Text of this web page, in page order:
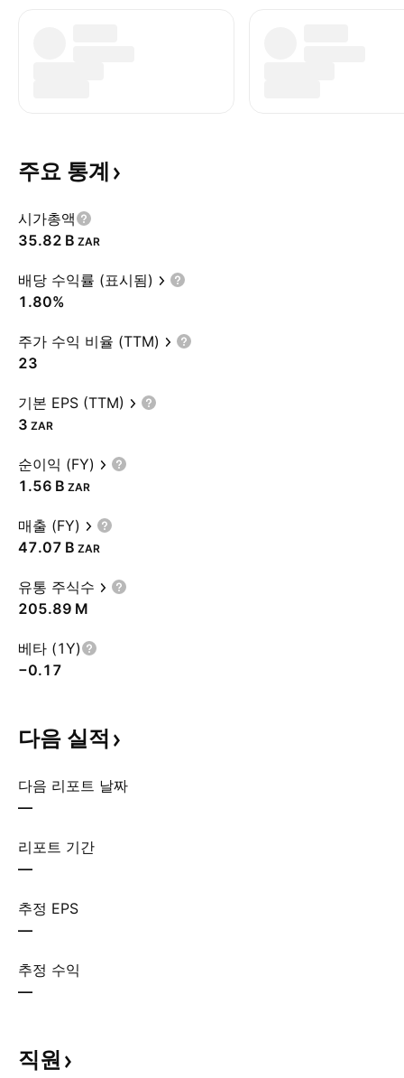
주요 통계
시가총액
‪35.82 B‬ ZAR
배당 수익률 (표시됨)
1.80%
주가 수익 비율 (TTM)
23
기본 EPS (TTM)
3 ZAR
순이익 (FY)
‪1.56 B‬ ZAR
매출 (FY)
‪47.07 B‬ ZAR
유통 주식수
‪205.89 M‬
베타 (1Y)
−0.17
다음 실적
다음 리포트 날짜
—
리포트 기간
—
추정 EPS
—
추정 수익
—
직원